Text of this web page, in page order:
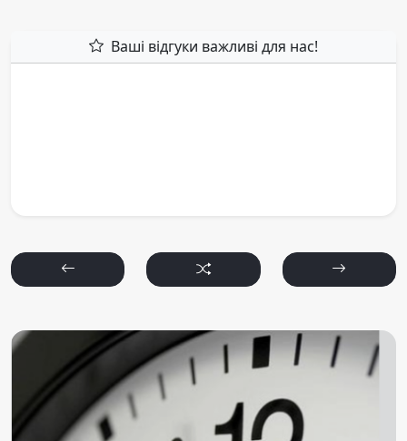
Ваші відгуки важливі для нас!